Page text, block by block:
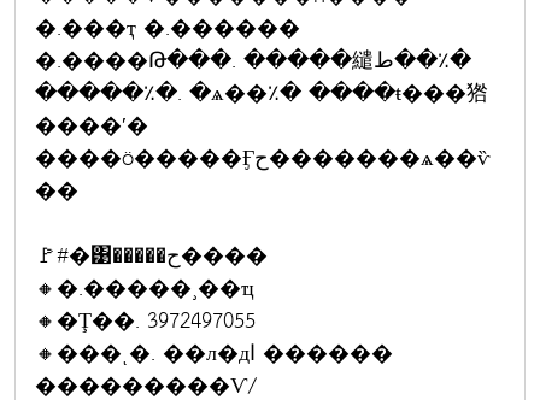
�.���ҭ �.������
�.����Թ���. �����繾ط��٪�
�����٪�. �ѧ��٪� ����ŧ���㹾
����ʹ�
����ö�����Ӻح�������ѧ��ѷ
��
🚩#�͹�����ح����
🔸�.�����¸��ҵ
🔸�Ţ��. 3972497055
🔸���ͺ�. ��л�дا ������
���������Ѵ/